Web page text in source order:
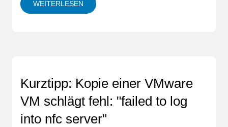
WEITERLESEN
Kurztipp: Kopie einer VMware
VM schlägt fehl: "failed to log
into nfc server"